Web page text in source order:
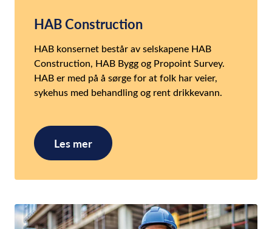
HAB Construction
HAB konsernet består av selskapene HAB
Construction, HAB Bygg og Propoint Survey.
HAB er med på å sørge for at folk har veier,
sykehus med behandling og rent drikkevann.
Les mer